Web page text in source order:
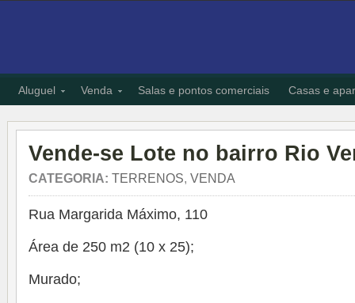
Aluguel Venda Salas e pontos comerciais Casas e
Vende-se Lote no bairro Rio
CATEGORIA: TERRENOS, VENDA
Rua Margarida Máximo, 110
Área de 250 m2 (10 x 25);
Murado;